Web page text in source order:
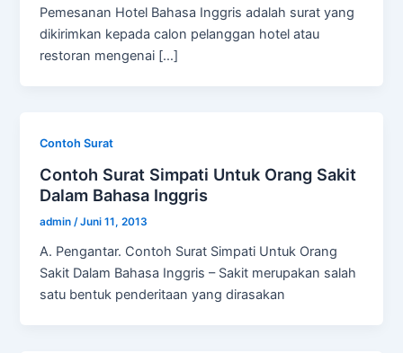
Pemesanan Hotel Bahasa Inggris adalah surat yang
dikirimkan kepada calon pelanggan hotel atau
restoran mengenai […]
Contoh Surat
Contoh Surat Simpati Untuk Orang Sakit
Dalam Bahasa Inggris
admin/Juni 11, 2013
A. Pengantar. Contoh Surat Simpati Untuk Orang
Sakit Dalam Bahasa Inggris – Sakit merupakan salah
satu bentuk penderitaan yang dirasakan